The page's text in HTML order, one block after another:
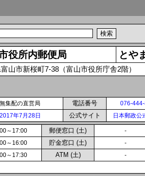
役所内郵便局 とや
山市新桜町7-38（富山市役所庁舎2階）
無集配の直営局 電話番号 076-
2017年7月28日 公式サイト 日本郵政公
～17:00 郵便窓口 (土) -
～16:00 貯金窓口 (土) -
～17:30 ATM (土) -